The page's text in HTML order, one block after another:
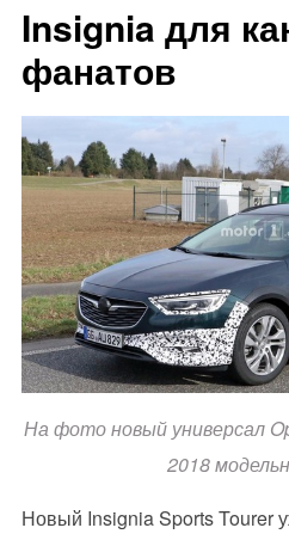
Insignia для
фанатов
На фото новый универсал
2018
Новый Insignia Sports Tourer